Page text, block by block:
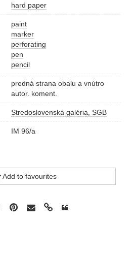
hard paper
paint
marker
perforating
pen
pencil
predná strana obalu a vnútro
autor. koment.
Stredoslovenská galéria, SGB
IM 96/a
Add to favourites